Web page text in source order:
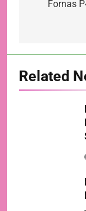
Fornas
Related